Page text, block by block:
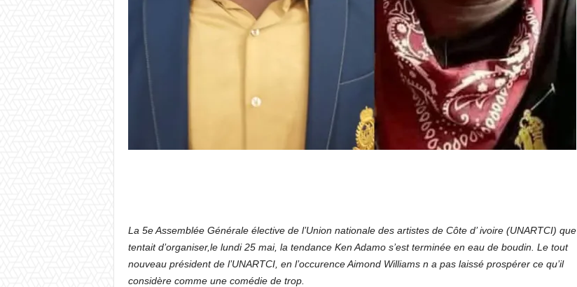
La 5e Assemblée Générale élective de l’Union nationale des artistes de Côte d’ ivoire (UNARTCI) que
tentait d’organiser,le lundi 25 mai, la tendance Ken Adamo s’est terminée en eau de boudin. Le tout
nouveau président de l’UNARTCI, en l’occurence Aimond Williams n a pas laissé prospérer ce qu’il
considère comme une comédie de trop.